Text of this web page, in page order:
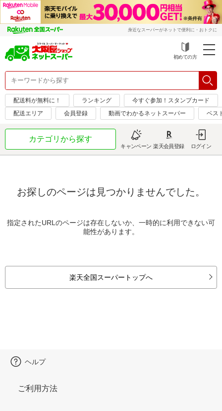
身近なスーパーがネットで便利に・おトクに
初めての方
配送料が無料に！ ランキング
今すぐ参加！スタンプカード
配送エリア
会員登録 動画でわかるネットスーパー ベス
カテゴリから探す
キャンペーン 楽天会員登録 ログイン
お探しのページは見つかりませんでした。
指定されたURLのページは存在しないか、一時的に利用できない可
能性があります。
楽天全国スーパートップへ
ヘルプ
ご利用方法